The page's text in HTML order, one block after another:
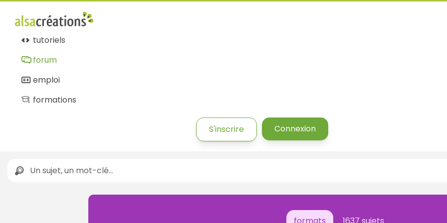
tutoriels
forum
emploi
formations
S'inscrire Connexion